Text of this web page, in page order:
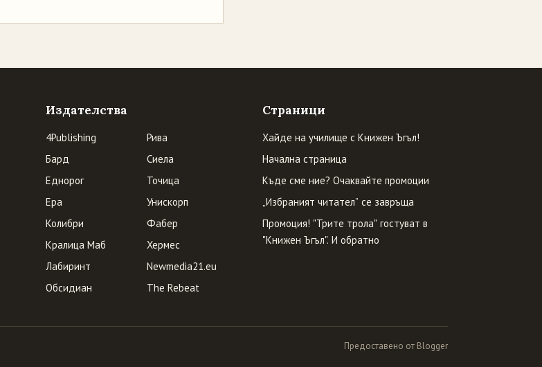
Издателства
4Publishing
Бард
Еднорог
Ера
Колибри
Кралица Маб
Лабиринт
Обсидиан
Рива
Сиела
Точица
Унискорп
Фабер
Хермес
Newmedia21.eu
The Rebeat
Страници
Хайде на училище с Книжен Ъгъл!
Начална страница
Къде сме ние? Очаквайте промоции
„Избраният читател” се завръща
Промоция! "Трите трола" гостуват в
"Книжен Ъгъл". И обратно
Предоставено от Blogger